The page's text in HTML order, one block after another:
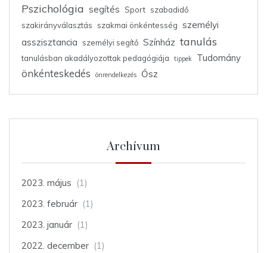
Pszichológia segítés Sport szabadidő
szakirányválasztás
szakmai önkéntesség személyi
asszisztancia
személyi segítő Színház tanulás
tanulásban akadályozottak pedagógiája tippek Tudomány
önkénteskedés önrendelkezés Ősz
Archívum
2023. május (1)
2023. február (1)
2023. január (1)
2022. december (1)